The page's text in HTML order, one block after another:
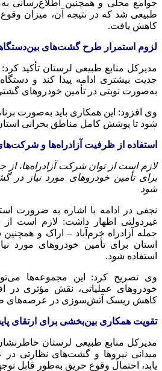
جوامع محلی و همچنین اطلاع‌رسانی
طبیعی شد که در نتیجه آن، میزان
کاهش یافت.
لزوم استمرار طرح گشت‌های
مدیرکل منابع طبیعی لرستان تأکید
جدیت بیشتری ادامه پیدا کند و
به‌صورت نوبتی در تأمین خودروهای
وی افزود: این همکاری باید به‌صورت
شود تا پوشش کامل مناطق بحرانی
استفاده از ظرفیت آزادراه‌ها و
لازم است از توان شرکت آزادراه‌ها، از
برای تأمین خودروهای مورد نیاز در
شود
نجفی در ادامه با اشاره به ضرورت
غیردولتی اظهار داشت: لازم است از
جمله آزادراه خرم‌آباد – اراک و
استان برای تأمین خودروهای مورد
استفاده شود.
وی تصریح کرد: این مجموعه‌ها
خودروهای عملیاتی، نقش مؤثری
کاهش ریسک آتش‌سوزی در عرصه‌های
تقویت همکاری بین‌بخشی برای ارتقای
مدیرکل منابع طبیعی لرستان
میدانی نیروها و گشت‌های نظارتی
یابد، احتمال وقوع حریق به‌طور قابل